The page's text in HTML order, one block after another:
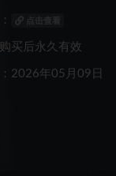
点击查看
买后永久有效
2026年05月09日